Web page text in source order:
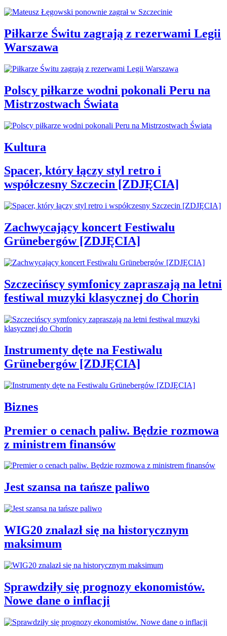
Piłkarze Świtu zagrają z rezerwami Legii
Warszawa
Polscy piłkarze wodni pokonali Peru na
Mistrzostwach Świata
Kultura
Spacer, który łączy styl retro i
współczesny Szczecin [ZDJĘCIA]
Zachwycający koncert Festiwalu
Grünebergów [ZDJĘCIA]
Szczecińscy symfonicy zapraszają na letni
festiwal muzyki klasycznej do Chorin
Instrumenty dęte na Festiwalu
Grünebergów [ZDJĘCIA]
Biznes
Premier o cenach paliw. Będzie rozmowa
z ministrem finansów
Jest szansa na tańsze paliwo
WIG20 znalazł się na historycznym
maksimum
Sprawdziły się prognozy ekonomistów.
Nowe dane o inflacji